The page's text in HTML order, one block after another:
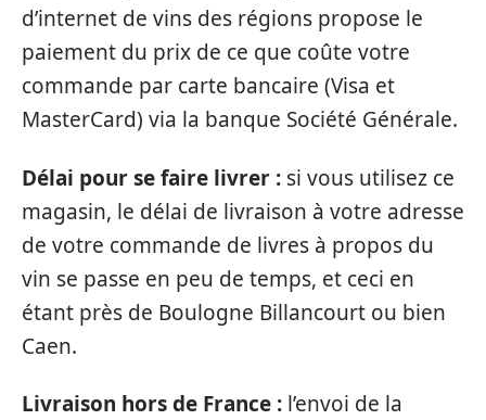
d’internet de vins des régions propose le
paiement du prix de ce que coûte votre
commande par carte bancaire (Visa et
MasterCard) via la banque Société Générale.
Délai pour se faire livrer : si vous utilisez ce
magasin, le délai de livraison à votre adresse
de votre commande de livres à propos du
vin se passe en peu de temps, et ceci en
étant près de Boulogne Billancourt ou bien
Caen.
Livraison hors de France : l’envoi de la